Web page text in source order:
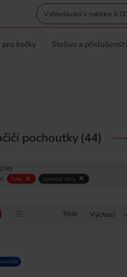
pro kočky Stelivo a
pochoutky(44)
Ryby Vymazat filtry
Třídit Výchozí